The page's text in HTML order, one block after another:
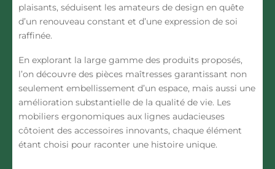
plaisants, séduisent les amateurs de design en quête
d’un renouveau constant et d’une expression de soi
raffinée.
En explorant la large gamme des produits proposés,
l’on découvre des pièces maîtresses garantissant non
seulement embellissement d’un espace, mais aussi une
amélioration substantielle de la qualité de vie. Les
mobiliers ergonomiques aux lignes audacieuses
côtoient des accessoires innovants, chaque élément
étant choisi pour raconter une histoire unique.